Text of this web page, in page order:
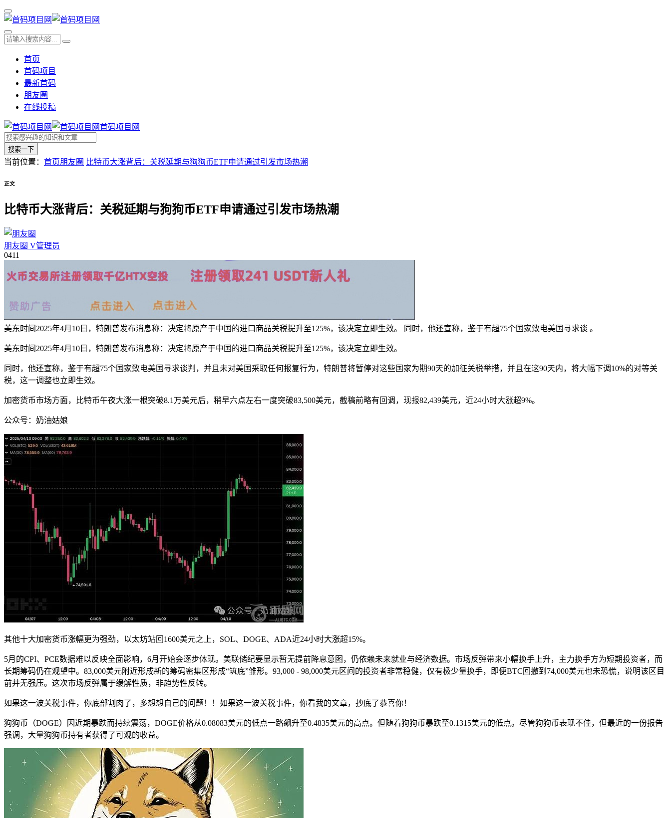
首页
首码项目
最新首码
朋友圈
在线投稿
首码项目网
搜索一下
当前位置： 首页朋友圈 比特币大涨背后：关税延期与狗狗币ETF申请通过引发市场热潮
正文
比特币大涨背后：关税延期与狗狗币ETF申请通过引发市场热潮
朋友圈 V管理员
0411
美东时间2025年4月10日，特朗普发布消息称：决定将原产于中国的进口商品关税提升至125%，该决定立即生效。 同时，他还宣称，鉴于有超75个国家致电美国寻求谈 。
美东时间2025年4月10日，特朗普发布消息称：决定将原产于中国的进口商品关税提升至125%，该决定立即生效。
同时，他还宣称，鉴于有超75个国家致电美国寻求谈判，并且未对美国采取任何报复行为，特朗普将暂停对这些国家为期90天的加征关税举措，并且在这90天内，将大幅下调10%的对等关
税，这一调整也立即生效。
加密货币市场方面，比特币午夜大涨一根突破8.1万美元后，稍早六点左右一度突破83,500美元，截稿前略有回调，现报82,439美元，近24小时大涨超9%。
公众号：奶油姑娘
其他十大加密货币涨幅更为强劲，以太坊站回1600美元之上，SOL、DOGE、ADA近24小时大涨超15%。
5月的CPI、PCE数据难以反映全面影响，6月开始会逐步体现。美联储纪要显示暂无提前降息意图，仍依赖未来就业与经济数据。市场反弹带来小幅换手上升，主力换手方为短期投资者，而
长期筹码仍在观望中。83,000美元附近形成新的筹码密集区形成“筑底”雏形。93,000 - 98,000美元区间的投资者非常稳健，仅有极少量换手，即便BTC回撤到74,000美元也未恐慌，说明该区目
前并无强压。这次市场反弹属于缓解性质，非趋势性反转。
如果这一波关税事件，你底部割肉了，多想想自己的问题！！如果这一波关税事件，你看我的文章，抄底了恭喜你！
狗狗币（DOGE）因近期暴跌而持续震荡，DOGE价格从0.08083美元的低点一路飙升至0.4835美元的高点。但随着狗狗币暴跌至0.1315美元的低点。尽管狗狗币表现不佳，但最近的一份报告
强调，大量狗狗币持有者获得了可观的收益。